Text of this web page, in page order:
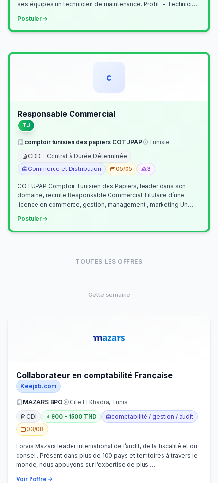
ses équipes un technicien de maintenance. Profil : - Technicien
Postuler
c
Responsable Commercial
TJ
comptoir tunisien des papiers COTUPAP
Tunisie
CDD - Contrat à Durée Déterminée
Commerce et Distribution
05/05 3
COTUPAP Comptoir Tunisien des Papiers, leader dans son
domaine, recrute Responsable Commercial Titulaire d’une
licence en commerce, gestion, management , marketing Un
Postuler
TOUTES LES OFFRES
Cette semaine
Collaborateur en comptabilité Française
Keejob.com
MAZARS BPO
Cite El Khadra, Tunis
CDI
900 - 1500 TND
comptabilité / gestion / audit
03/08
Forvis Mazars leader international de l’audit, de la fiscalité et du
conseil. Présent dans plus de 100 pays et territoires à travers le
monde, nous appuyons sur l’expertise de plus …
Voir l'offre